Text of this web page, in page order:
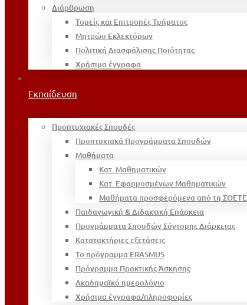
Διάρθρωση
Τομείς και Επιτροπές Τμήματος
Μητρώο Εκλεκτόρων
Πολιτική Διασφάλισης Ποιότητας
Χρήσιμα έγγραφα
Εκπαίδευση
Προπτυχιακές Σπουδές
Προπτυχιακά Προγράμματα Σπουδών
Μαθήματα
Κατ. Μαθηματικών
Κατ. Εφαρμοσμένων Μαθηματικών
Μαθήματα προσφερόμενα από τη ΣΘΕΤΕ
Παιδαγωγική & Διδακτική Επάρκεια
Προγράμματα Σπουδών Σύντομης Διάρκειας
Κατατακτήριες εξετάσεις
Το πρόγραμμα ERASMUS
Πρόγραμμα Πρακτικής Άσκησης
Ακαδημαϊκό ημερολόγιο
Χρήσιμα έγγραφα/πληροφορίες